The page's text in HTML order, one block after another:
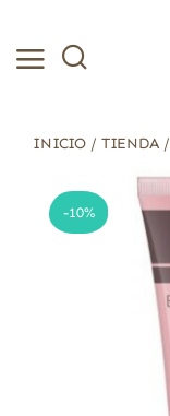
contenido
INICIO / TIENDA/
-10%